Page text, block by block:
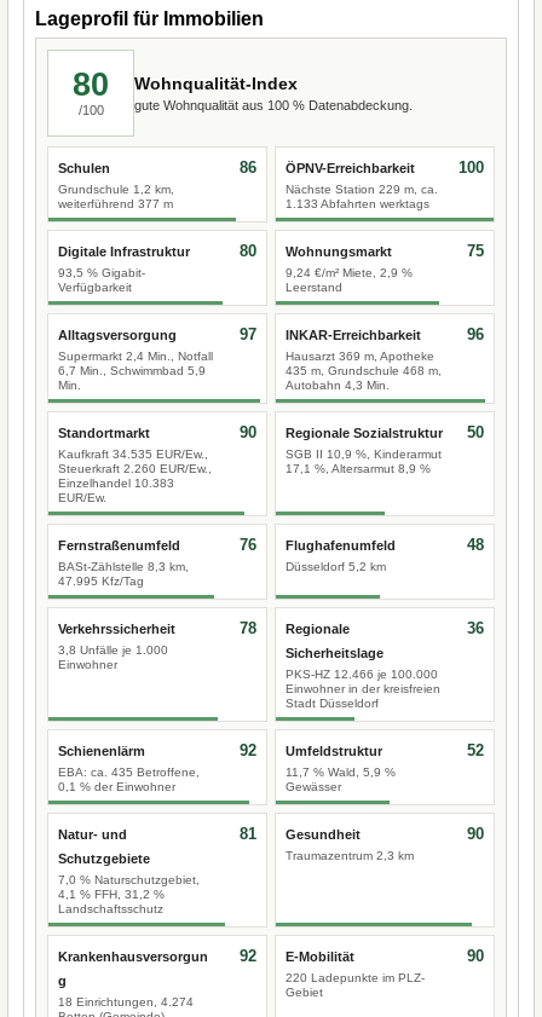
Lageprofil für Immobilien
80
/100
Wohnqualität-Index
gute Wohnqualität aus 100 % Datenabdeckung.
Schulen
Grundschule 1,2 km,
weiterführend 377 m
86 ÖPNV-Erreichbarkeit
Nächste Station 229 m, ca.
1.133 Abfahrten werktags
100
Digitale Infrastruktur
93,5 % Gigabit-
Verfügbarkeit
80 Wohnungsmarkt
9,24 €/m² Miete, 2,9 %
Leerstand
75
Alltagsversorgung
Supermarkt 2,4 Min., Notfall
6,7 Min., Schwimmbad 5,9
Min.
97 INKAR-Erreichbarkeit
Hausarzt 369 m, Apotheke
435 m, Grundschule 468 m,
Autobahn 4,3 Min.
96
Standortmarkt
Kaufkraft 34.535 EUR/Ew.,
Steuerkraft 2.260 EUR/Ew.,
Einzelhandel 10.383
EUR/Ew.
90 Regionale Sozialstruktur
SGB II 10,9 %, Kinderarmut
17,1 %, Altersarmut 8,9 %
50
Fernstraßenumfeld
BASt-Zählstelle 8,3 km,
47.995 Kfz/Tag
76 Flughafenumfeld
Düsseldorf 5,2 km
48
Verkehrssicherheit
3,8 Unfälle je 1.000
Einwohner
78
Regionale
Sicherheitslage
PKS-HZ 12.466 je 100.000
Einwohner in der kreisfreien
Stadt Düsseldorf
36
Schienenlärm
EBA: ca. 435 Betroffene,
0,1 % der Einwohner
92 Umfeldstruktur
11,7 % Wald, 5,9 %
Gewässer
52
Natur- und
Schutzgebiete
7,0 % Naturschutzgebiet,
4,1 % FFH, 31,2 %
Landschaftsschutz
81 Gesundheit
Traumazentrum 2,3 km
90
Krankenhausversorgun
g
18 Einrichtungen, 4.274
92 E-Mobilität
220 Ladepunkte im PLZ-
Gebiet
90